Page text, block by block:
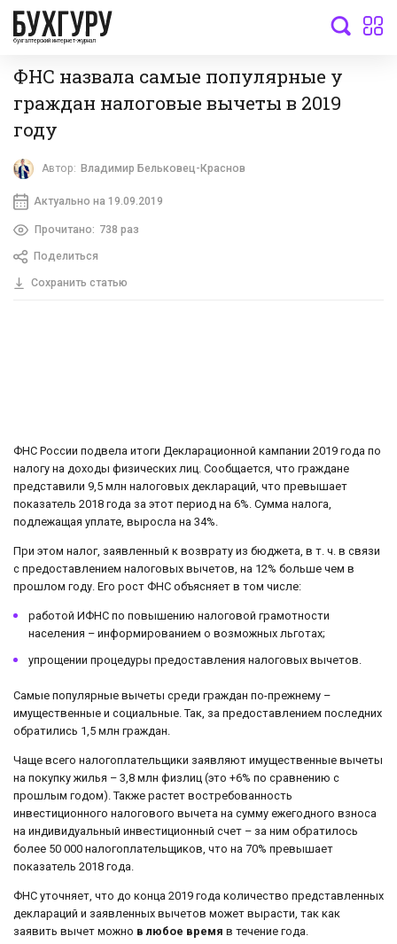
бухгалтерский интернет-журнал
ФНС назвала самые популярные у
граждан налоговые вычеты в 2019
году
Автор: Владимир Бельковец-Краснов
Актуально на 19.09.2019
Прочитано: 738 раз
Поделиться
Сохранить статью
ФНС России подвела итоги Декларационной кампании 2019 года по
налогу на доходы физических лиц. Сообщается, что граждане
представили 9,5 млн налоговых деклараций, что превышает
показатель 2018 года за этот период на 6%. Сумма налога,
подлежащая уплате, выросла на 34%.
При этом налог, заявленный к возврату из бюджета, в т. ч. в связи
с предоставлением налоговых вычетов, на 12% больше чем в
прошлом году. Его рост ФНС объясняет в том числе:
работой ИФНС по повышению налоговой грамотности
населения – информированием о возможных льготах;
упрощении процедуры предоставления налоговых вычетов.
Самые популярные вычеты среди граждан по-прежнему –
имущественные и социальные. Так, за предоставлением последних
обратились 1,5 млн граждан.
Чаще всего налогоплательщики заявляют имущественные вычеты
на покупку жилья – 3,8 млн физлиц (это +6% по сравнению с
прошлым годом). Также растет востребованность
инвестиционного налогового вычета на сумму ежегодного взноса
на индивидуальный инвестиционный счет – за ним обратилось
более 50 000 налогоплательщиков, что на 70% превышает
показатель 2018 года.
ФНС уточняет, что до конца 2019 года количество представленных
деклараций и заявленных вычетов может вырасти, так как
заявить вычет можно в любое время в течение года.